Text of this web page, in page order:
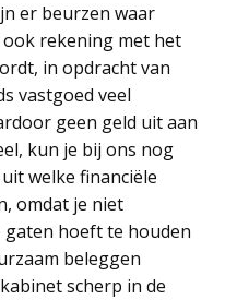
er beurzen waar
rekening met het
in opdracht van
vastgoed veel
geen geld uit aan
kun je bij ons nog
welke financiële
omdat je niet
hoeft te houden
beleggen
scherp in de